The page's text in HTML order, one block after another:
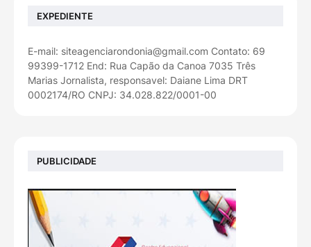
EXPEDIENTE
E-mail: siteagenciarondonia@gmail.com Contato: 69
99399-1712 End: Rua Capão da Canoa 7035 Três
Marias Jornalista, responsavel: Daiane Lima DRT
0002174/RO CNPJ: 34.028.822/0001-00
PUBLICIDADE